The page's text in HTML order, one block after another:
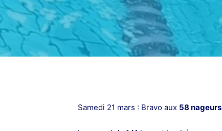
Samedi 21 mars : Bravo aux 58 nageurs